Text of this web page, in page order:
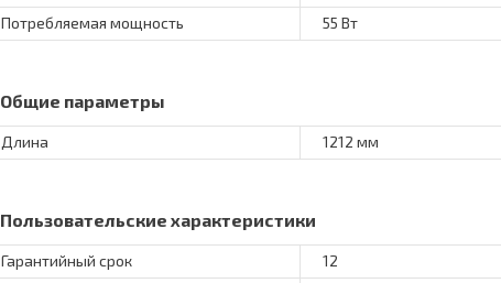
Потребляемая мощность
55 Вт
Общие параметры
Длина 1212 мм
Пользовательские характеристики
Гарантийный срок
12